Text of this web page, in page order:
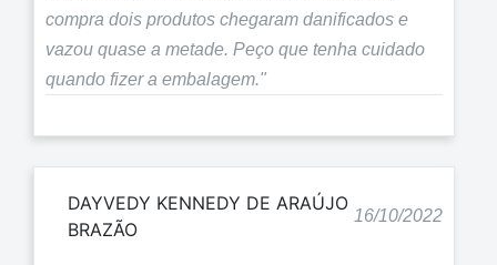
compra dois produtos chegaram danificados e
vazou quase a metade. Peço que tenha cuidado
quando fizer a embalagem."
DAYVEDY KENNEDY DE ARAÚJO
BRAZÃO
16/10/2022